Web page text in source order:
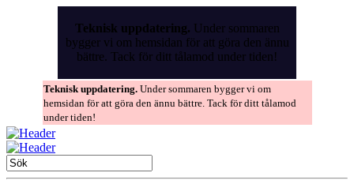
Teknisk uppdatering. Under sommaren
bygger vi om hemsidan för att göra den ännu
bättre. Tack för ditt tålamod under tiden!
Teknisk uppdatering. Under sommaren bygger vi om
hemsidan för att göra den ännu bättre. Tack för ditt tålamod
under tiden!